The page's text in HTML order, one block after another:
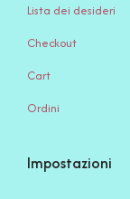
Lista dei desideri
Checkout
Cart
Ordini
Impostazioni